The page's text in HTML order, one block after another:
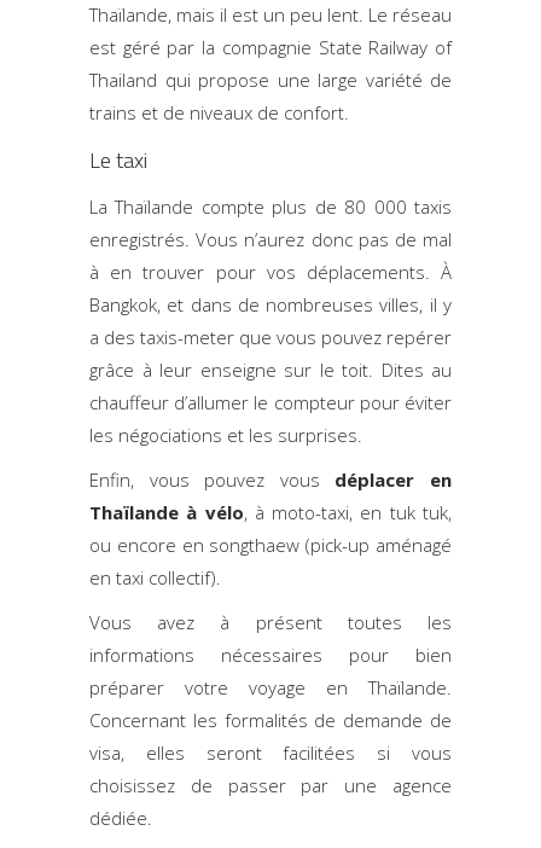
Thaïlande, mais il est un peu lent. Le réseau
est géré par la compagnie State Railway of
Thailand qui propose une large variété de
trains et de niveaux de confort.
Le taxi
La Thaïlande compte plus de 80 000 taxis
enregistrés. Vous n’aurez donc pas de mal
à en trouver pour vos déplacements. À
Bangkok, et dans de nombreuses villes, il y
a des taxis-meter que vous pouvez repérer
grâce à leur enseigne sur le toit. Dites au
chauffeur d’allumer le compteur pour éviter
les négociations et les surprises.
Enfin, vous pouvez vous déplacer en
Thaïlande à vélo, à moto-taxi, en tuk tuk,
ou encore en songthaew (pick-up aménagé
en taxi collectif).
Vous avez à présent toutes les
informations nécessaires pour bien
préparer votre voyage en Thaïlande.
Concernant les formalités de demande de
visa, elles seront facilitées si vous
choisissez de passer par une agence
dédiée.